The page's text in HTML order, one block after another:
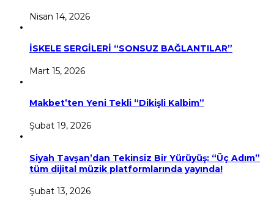
Nisan 14, 2026
İSKELE SERGİLERİ “SONSUZ BAĞLANTILAR”
Mart 15, 2026
Makbet’ten Yeni Tekli “Dikişli Kalbim”
Şubat 19, 2026
Siyah Tavşan’dan Tekinsiz Bir Yürüyüş: “Üç Adım”
tüm dijital müzik platformlarında yayında!
Şubat 13, 2026